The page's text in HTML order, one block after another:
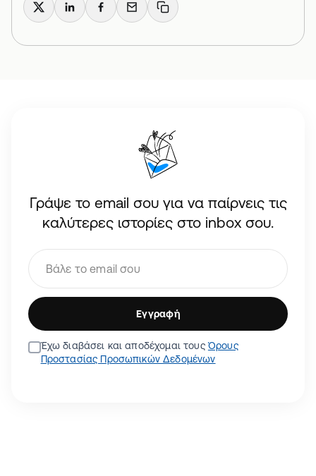
X LinkedInFacebook
Email Copy link
Γράψε το email σου για να παίρνεις τις
καλύτερες ιστορίες στο inbox σου.
Εγγραφή
Έχω διαβάσει και αποδέχομαι τουςΌρους
Προστασίας Προσωπικών Δεδομένων